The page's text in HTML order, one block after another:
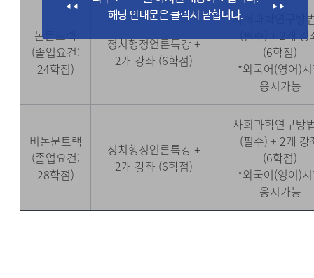
논문트랙
(졸업요건:
24학점)
정치행정언론특강 +
2개 강좌 (6학점)
사회과학연구방
(필수) + 2개 강
(6학점)
*외국어(영어)
응시가능
비논문트랙
(졸업요건:
28학점)
정치행정언론특강 +
2개 강좌 (6학점)
사회과학연구방
(필수) + 2개 강
(6학점)
*외국어(영어)
응시가능